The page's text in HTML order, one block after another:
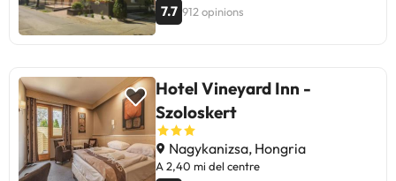
7.7 912 opinions
Hotel Vineyard Inn -
Szoloskert
Nagykanizsa, Hongria
A 2,40 mi del centre